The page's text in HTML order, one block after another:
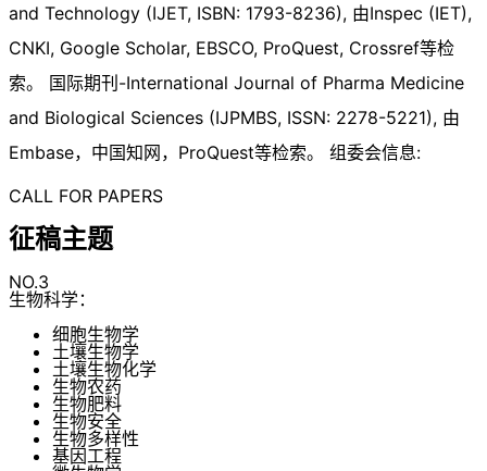
and Technology (IJET, ISBN: 1793-8236), 由Inspec (IET),
CNKI, Google Scholar, EBSCO, ProQuest, Crossref等检
索。 国际期刊-International Journal of Pharma Medicine
and Biological Sciences (IJPMBS, ISSN: 2278-5221), 由
Embase，中国知网，ProQuest等检索。 组委会信息:
CALL FOR PAPERS
征稿主题
NO.3
生物科学：
细胞生物学
土壤生物学
土壤生物化学
生物农药
生物肥料
生物安全
生物多样性
基因工程